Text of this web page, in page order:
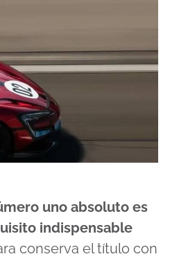
uno absoluto es
indispensable
conserva el título con